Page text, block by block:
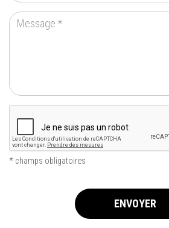
MESSAGE *
* champs obligatoires
ENVOYER